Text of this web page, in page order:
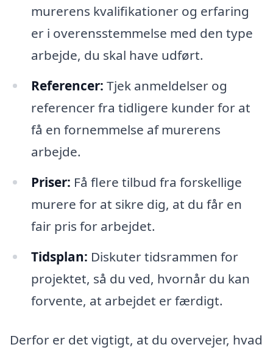
murerens kvalifikationer og erfaring
er i overensstemmelse med den type
arbejde, du skal have udført.
Referencer: Tjek anmeldelser og
referencer fra tidligere kunder for at
få en fornemmelse af murerens
arbejde.
Priser: Få flere tilbud fra forskellige
murere for at sikre dig, at du får en
fair pris for arbejdet.
Tidsplan: Diskuter tidsrammen for
projektet, så du ved, hvornår du kan
forvente, at arbejdet er færdigt.
Derfor er det vigtigt, at du overvejer, hvad